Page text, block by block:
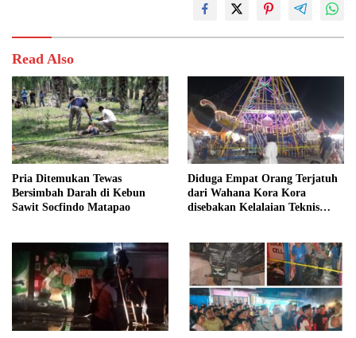
Read Also
Pria Ditemukan Tewas
Bersimbah Darah di Kebun
Sawit Socfindo Matapao
Diduga Empat Orang Terjatuh
dari Wahana Kora Kora
disebakan Kelalaian Teknis